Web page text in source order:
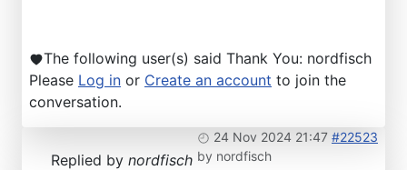
The following user(s) said Thank You: nordfisch
Please Log in or Create an account to join the
conversation.
24 Nov 2024 21:47 #22523
by nordfisch
Replied by nordfisch